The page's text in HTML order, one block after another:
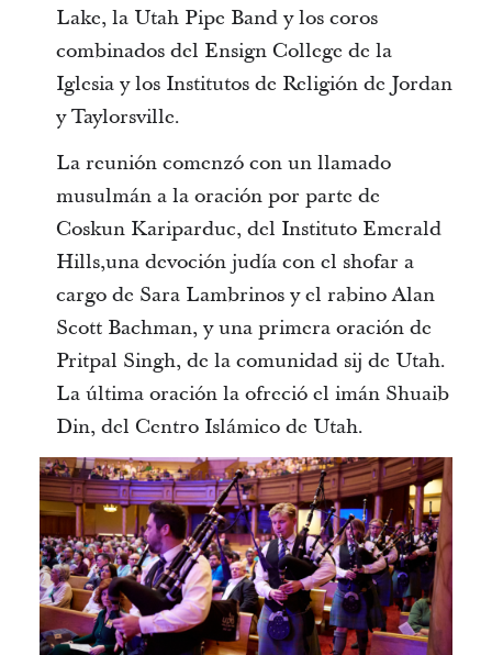
Lake, la Utah Pipe Band y los coros
combinados del Ensign College de la
Iglesia y los Institutos de Religión de Jordan
y Taylorsville.
La reunión comenzó con un llamado
musulmán a la oración por parte de
Coskun Kariparduc, del Instituto Emerald
Hills,una devoción judía con el shofar a
cargo de Sara Lambrinos y el rabino Alan
Scott Bachman, y una primera oración de
Pritpal Singh, de la comunidad sij de Utah.
La última oración la ofreció el imán Shuaib
Din, del Centro Islámico de Utah.